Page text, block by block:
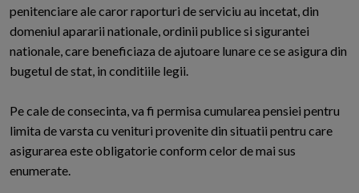
penitenciare ale caror raporturi de serviciu au incetat, din
domeniul apararii nationale, ordinii publice si sigurantei
nationale, care beneficiaza de ajutoare lunare ce se asigura din
bugetul de stat, in conditiile legii.
Pe cale de consecinta, va fi permisa cumularea pensiei pentru
limita de varsta cu venituri provenite din situatii pentru care
asigurarea este obligatorie conform celor de mai sus
enumerate.